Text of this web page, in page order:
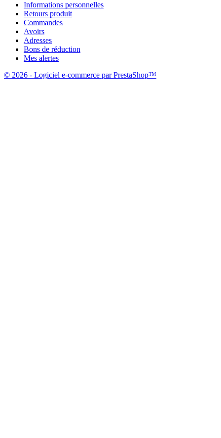
Informations personnelles
Retours produit
Commandes
Avoirs
Adresses
Bons de réduction
Mes alertes
© 2026 - Logiciel e-commerce par PrestaShop™